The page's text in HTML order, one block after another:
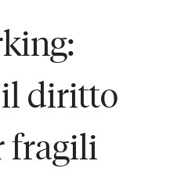
diritto
fragili